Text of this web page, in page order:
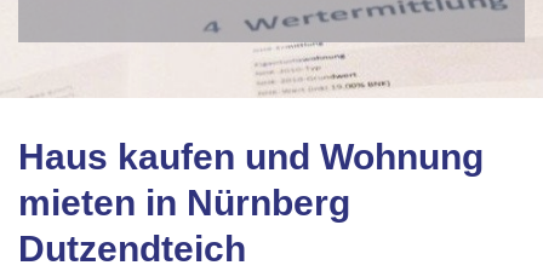
Haus kaufen und Wohnung
mieten in Nürnberg
Dutzendteich